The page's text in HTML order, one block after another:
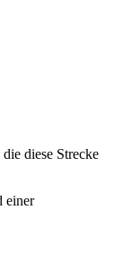
diese Strecke
einer